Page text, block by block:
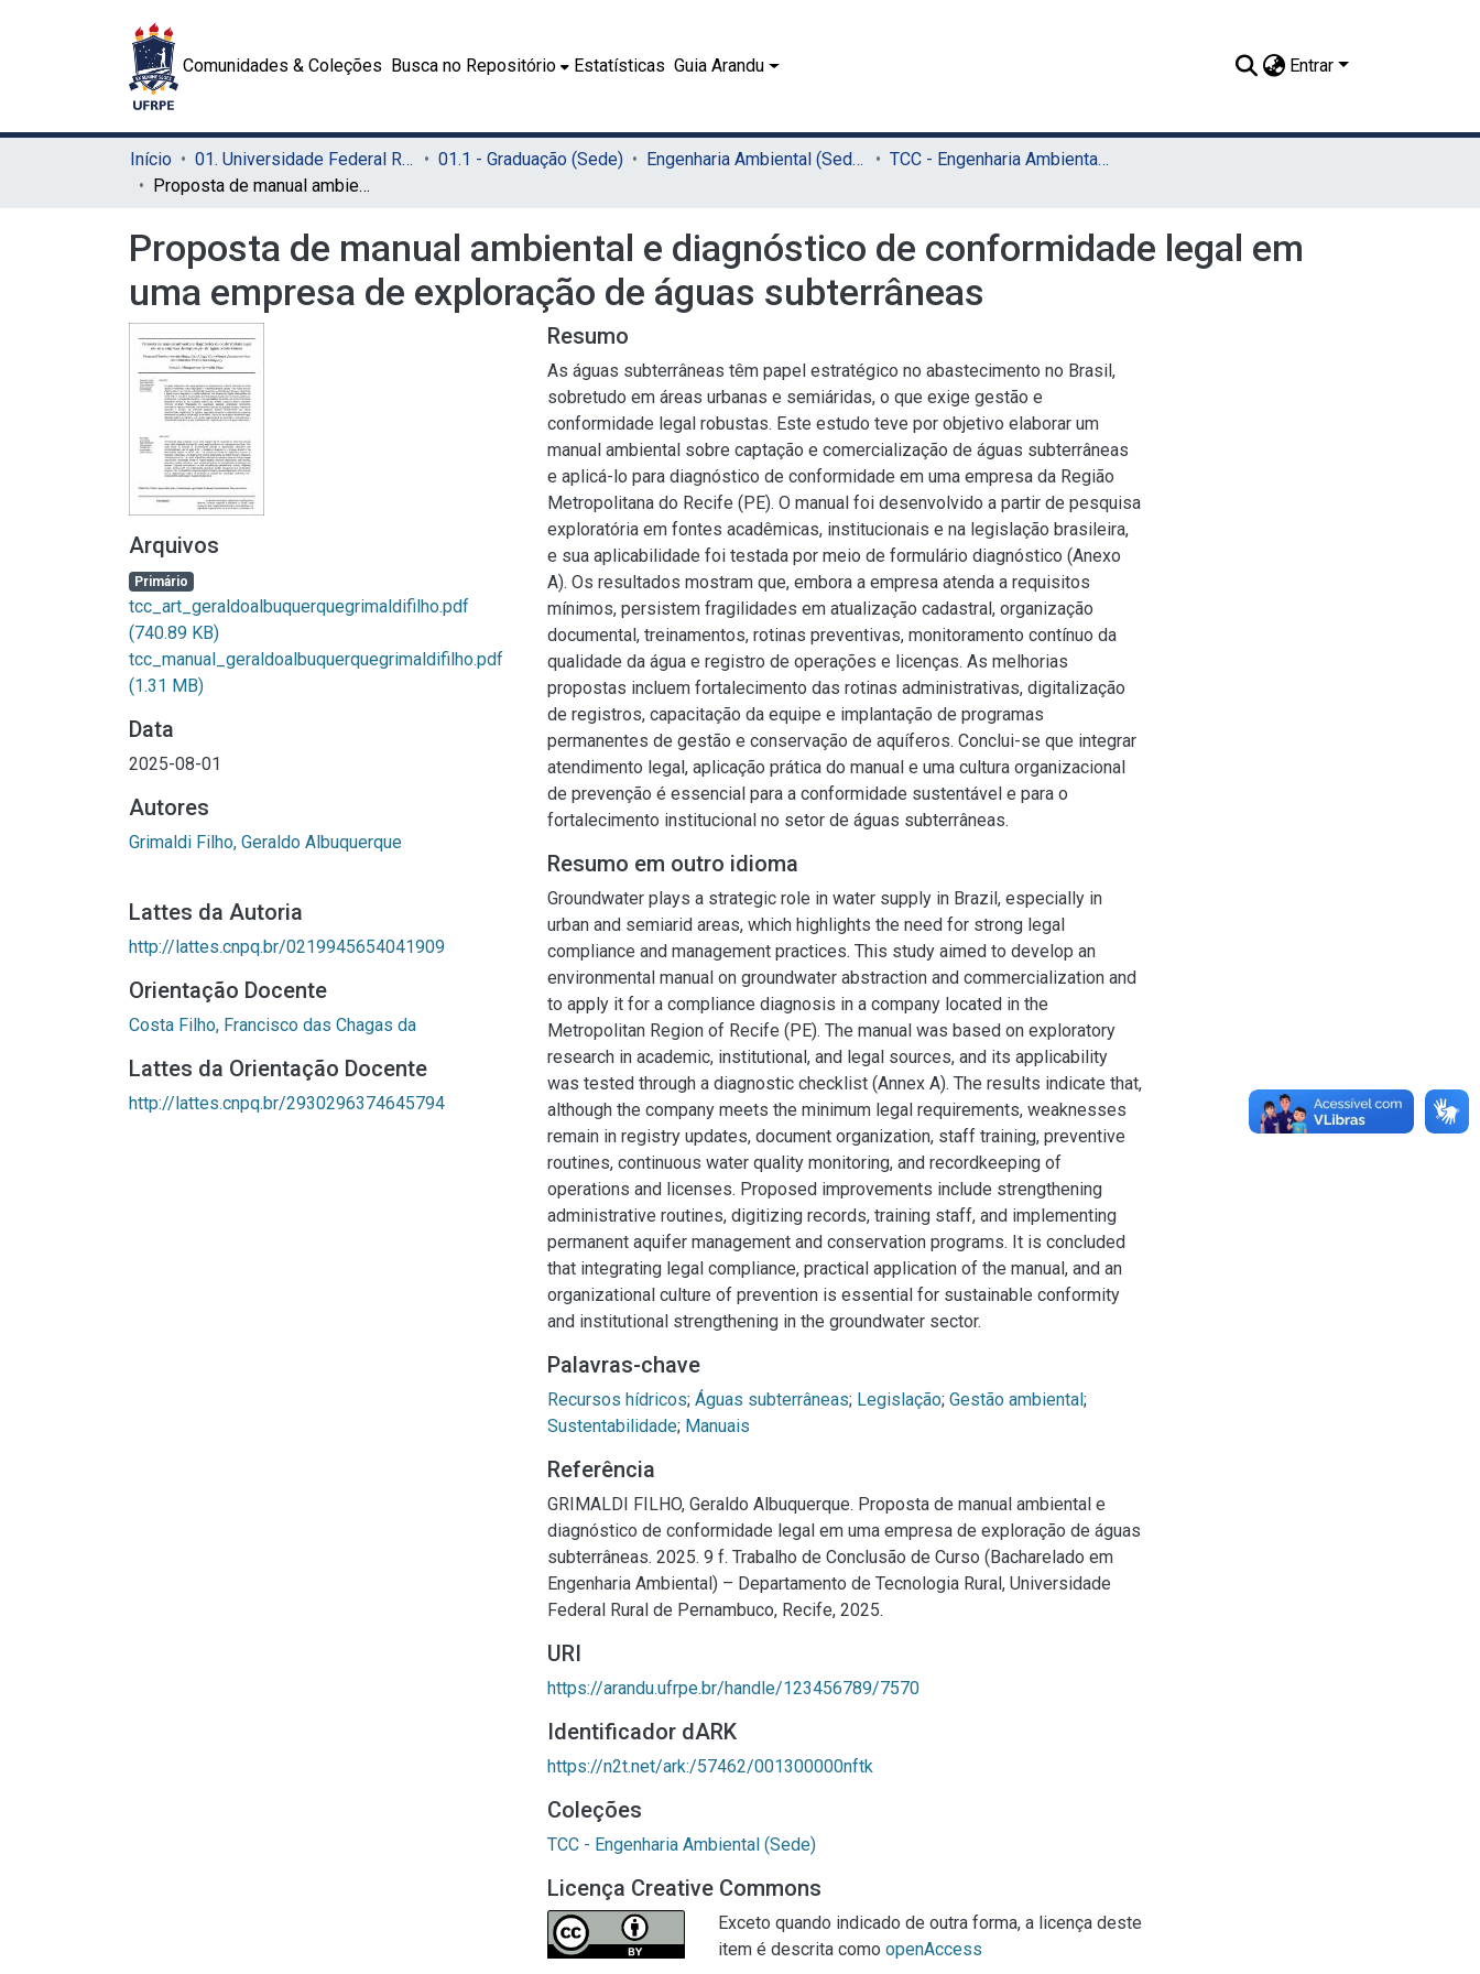
Comunidades & Coleções Busca no Repositório Estatísticas Guia Arandu Entrar
Início 01. Universidade Federal Rural de Pernambuco - UFRPE (Sede) 01.1 - Graduação (Sede) Engenharia Ambiental (Sede)
TCC - Engenharia Ambiental (Sede)
Proposta de manual ambiental e diagnóstico de conformidade legal em uma empresa de exploração de águas subterrâneas
Proposta de manual ambiental e diagnóstico de conformidade legal em
uma empresa de exploração de águas subterrâneas
Arquivos
Primário
tcc_art_geraldoalbuquerquegrimaldifilho.pdf
(740.89 KB)
tcc_manual_geraldoalbuquerquegrimaldifilho.pdf
(1.31 MB)
Data
2025-08-01
Autores
Grimaldi Filho, Geraldo Albuquerque
Lattes da Autoria
http://lattes.cnpq.br/0219945654041909
Orientação Docente
Costa Filho, Francisco das Chagas da
Lattes da Orientação Docente
http://lattes.cnpq.br/2930296374645794
Resumo
As águas subterrâneas têm papel estratégico no abastecimento no Brasil,
sobretudo em áreas urbanas e semiáridas, o que exige gestão e
conformidade legal robustas. Este estudo teve por objetivo elaborar um
manual ambiental sobre captação e comercialização de águas subterrâneas
e aplicá-lo para diagnóstico de conformidade em uma empresa da Região
Metropolitana do Recife (PE). O manual foi desenvolvido a partir de pesquisa
exploratória em fontes acadêmicas, institucionais e na legislação brasileira,
e sua aplicabilidade foi testada por meio de formulário diagnóstico (Anexo
A). Os resultados mostram que, embora a empresa atenda a requisitos
mínimos, persistem fragilidades em atualização cadastral, organização
documental, treinamentos, rotinas preventivas, monitoramento contínuo da
qualidade da água e registro de operações e licenças. As melhorias
propostas incluem fortalecimento das rotinas administrativas, digitalização
de registros, capacitação da equipe e implantação de programas
permanentes de gestão e conservação de aquíferos. Conclui-se que integrar
atendimento legal, aplicação prática do manual e uma cultura organizacional
de prevenção é essencial para a conformidade sustentável e para o
fortalecimento institucional no setor de águas subterrâneas.
Resumo em outro idioma
Groundwater plays a strategic role in water supply in Brazil, especially in
urban and semiarid areas, which highlights the need for strong legal
compliance and management practices. This study aimed to develop an
environmental manual on groundwater abstraction and commercialization and
to apply it for a compliance diagnosis in a company located in the
Metropolitan Region of Recife (PE). The manual was based on exploratory
research in academic, institutional, and legal sources, and its applicability
was tested through a diagnostic checklist (Annex A). The results indicate that,
although the company meets the minimum legal requirements, weaknesses
remain in registry updates, document organization, staff training, preventive
routines, continuous water quality monitoring, and recordkeeping of
operations and licenses. Proposed improvements include strengthening
administrative routines, digitizing records, training staff, and implementing
permanent aquifer management and conservation programs. It is concluded
that integrating legal compliance, practical application of the manual, and an
organizational culture of prevention is essential for sustainable conformity
and institutional strengthening in the groundwater sector.
Palavras-chave
Recursos hídricos; Águas subterrâneas; Legislação; Gestão ambiental;
Sustentabilidade; Manuais
Referência
GRIMALDI FILHO, Geraldo Albuquerque. Proposta de manual ambiental e
diagnóstico de conformidade legal em uma empresa de exploração de águas
subterrâneas. 2025. 9 f. Trabalho de Conclusão de Curso (Bacharelado em
Engenharia Ambiental) – Departamento de Tecnologia Rural, Universidade
Federal Rural de Pernambuco, Recife, 2025.
URI
https://arandu.ufrpe.br/handle/123456789/7570
Identificador dARK
https://n2t.net/ark:/57462/001300000nftk
Coleções
TCC - Engenharia Ambiental (Sede)
Licença Creative Commons
Exceto quando indicado de outra forma, a licença deste
item é descrita como openAccess